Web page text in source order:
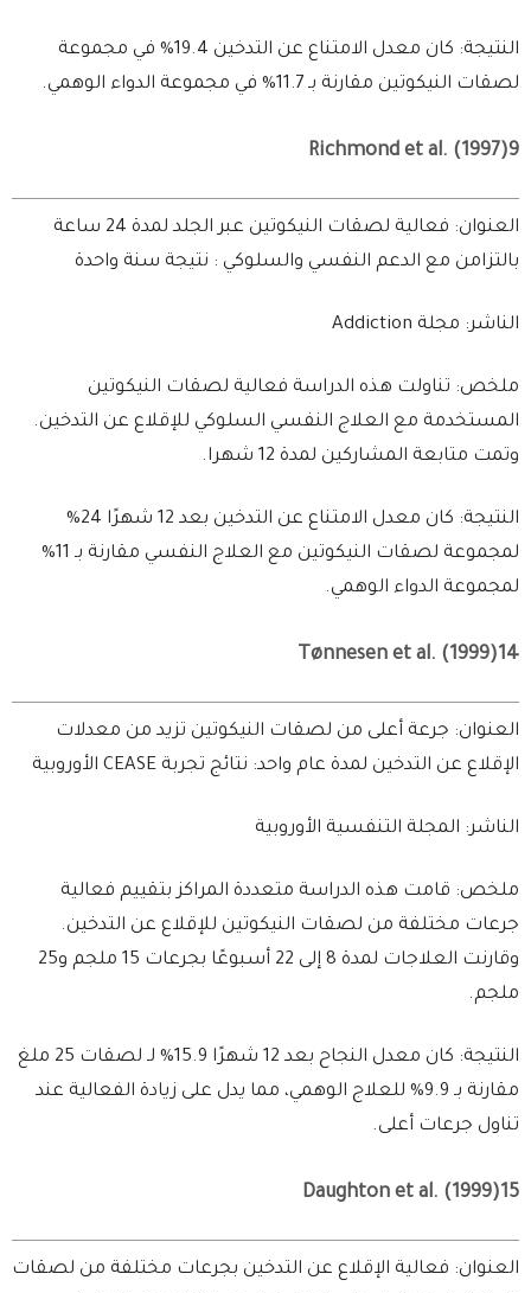
النتيجة: كان معدل الامتناع عن التدخين 19.4% في مجموعة
لصقات النيكوتين مقارنة بـ 11.7% في مجموعة الدواء الوهمي.
Richmond et al. (1997)9
العنوان: فعالية لصقات النيكوتين عبر الجلد لمدة 24 ساعة
بالتزامن مع الدعم النفسي والسلوكي : نتيجة سنة واحدة
الناشر: مجلة Addiction
ملخص: تناولت هذه الدراسة فعالية لصقات النيكوتين
المستخدمة مع العلاج النفسي السلوكي للإقلاع عن التدخين.
وتمت متابعة المشاركين لمدة 12 شهرا.
النتيجة: كان معدل الامتناع عن التدخين بعد 12 شهرًا 24%
لمجموعة لصقات النيكوتين مع العلاج النفسي مقارنة بـ 11%
لمجموعة الدواء الوهمي.
Tønnesen et al. (1999)14
العنوان: جرعة أعلى من لصقات النيكوتين تزيد من معدلات
الإقلاع عن التدخين لمدة عام واحد: نتائج تجربة CEASE الأوروبية
الناشر: المجلة التنفسية الأوروبية
ملخص: قامت هذه الدراسة متعددة المراكز بتقييم فعالية
جرعات مختلفة من لصقات النيكوتين للإقلاع عن التدخين.
وقارنت العلاجات لمدة 8 إلى 22 أسبوعًا بجرعات 15 ملجم و25
ملجم.
النتيجة: كان معدل النجاح بعد 12 شهرًا 15.9% لـ لصقات 25 ملغ
مقارنة بـ 9.9% للعلاج الوهمي، مما يدل على زيادة الفعالية عند
تناول جرعات أعلى.
Daughton et al. (1999)15
العنوان: فعالية الإقلاع عن التدخين بجرعات مختلفة من لصقات